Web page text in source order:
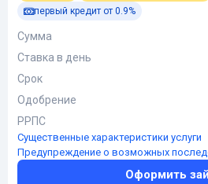
первый кредит от 0.9%
Сумма
Ставка в день
Срок
Одобрение
РРПС
Существенные характеристики услуги
Предупреждение о возможных
Оформить